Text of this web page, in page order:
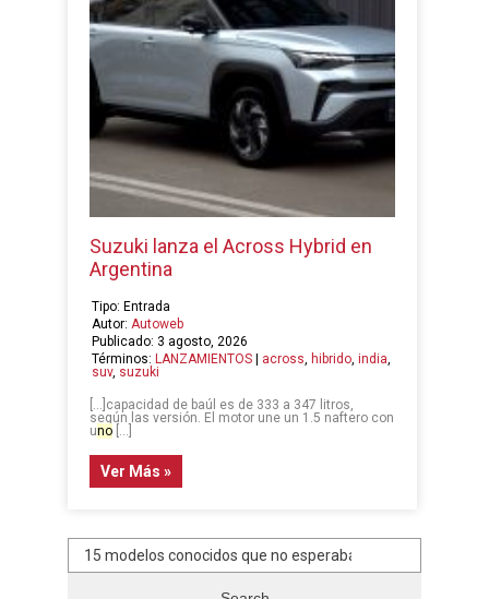
Suzuki lanza el Across Hybrid en
Argentina
Tipo: Entrada
Autor: Autoweb
Publicado: 3 agosto, 2026
Términos:LANZAMIENTOS | across hibrido ,india
suv, suzuki
[…]capacidad de baúl es de 333 a 347 litros,
según las versión. El motor une un 1.5 naftero con
uno
Ver Más »
Paginación
de
Search
for: